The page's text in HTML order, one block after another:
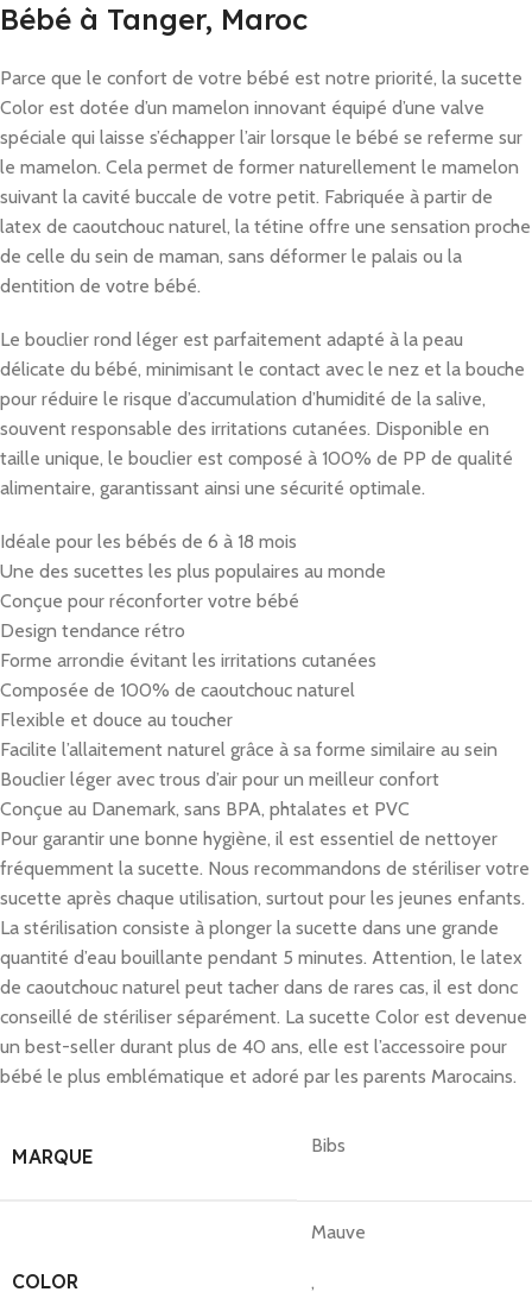
Bébé à Tanger, Maroc
Parce que le confort de votre bébé est notre priorité, la sucette
Color est dotée d’un mamelon innovant équipé d’une valve
spéciale qui laisse s’échapper l’air lorsque le bébé se referme sur
le mamelon. Cela permet de former naturellement le mamelon
suivant la cavité buccale de votre petit. Fabriquée à partir de
latex de caoutchouc naturel, la tétine offre une sensation proche
de celle du sein de maman, sans déformer le palais ou la
dentition de votre bébé.
Le bouclier rond léger est parfaitement adapté à la peau
délicate du bébé, minimisant le contact avec le nez et la bouche
pour réduire le risque d’accumulation d’humidité de la salive,
souvent responsable des irritations cutanées. Disponible en
taille unique, le bouclier est composé à 100% de PP de qualité
alimentaire, garantissant ainsi une sécurité optimale.
Idéale pour les bébés de 6 à 18 mois
Une des sucettes les plus populaires au monde
Conçue pour réconforter votre bébé
Design tendance rétro
Forme arrondie évitant les irritations cutanées
Composée de 100% de caoutchouc naturel
Flexible et douce au toucher
Facilite l’allaitement naturel grâce à sa forme similaire au sein
Bouclier léger avec trous d’air pour un meilleur confort
Conçue au Danemark, sans BPA, phtalates et PVC
Pour garantir une bonne hygiène, il est essentiel de nettoyer
fréquemment la sucette. Nous recommandons de stériliser votre
sucette après chaque utilisation, surtout pour les jeunes enfants.
La stérilisation consiste à plonger la sucette dans une grande
quantité d’eau bouillante pendant 5 minutes. Attention, le latex
de caoutchouc naturel peut tacher dans de rares cas, il est donc
conseillé de stériliser séparément. La sucette Color est devenue
un best-seller durant plus de 40 ans, elle est l’accessoire pour
bébé le plus emblématique et adoré par les parents Marocains.
MARQUE Bibs
COLOR
Mauve
,